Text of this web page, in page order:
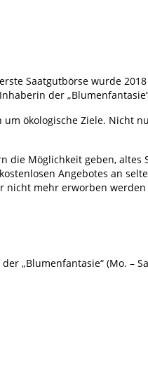
Saatgutbörse wurde
der
ökologische Ziele. Nicht
Möglichkeit geben,
Angebotes an
nicht mehr erworben
„Blumenfantasie“ (Mo. –